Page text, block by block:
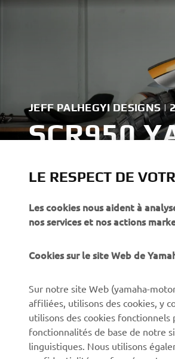
JEFF PALHEGYI DESIGNS |
SCR950
CORPORATE
Événements
Brochures
Travailler chez Yamaha
LE RESPECT DE
Les cookies nous aident à
nos services et nos actions
Cookies sur le site Web de
Sur notre site Web (yamaha-
affiliées, utilisons des cookies, y
utilisons des cookies
fonctionnalités de base de notre
linguistiques. Nous utilisons